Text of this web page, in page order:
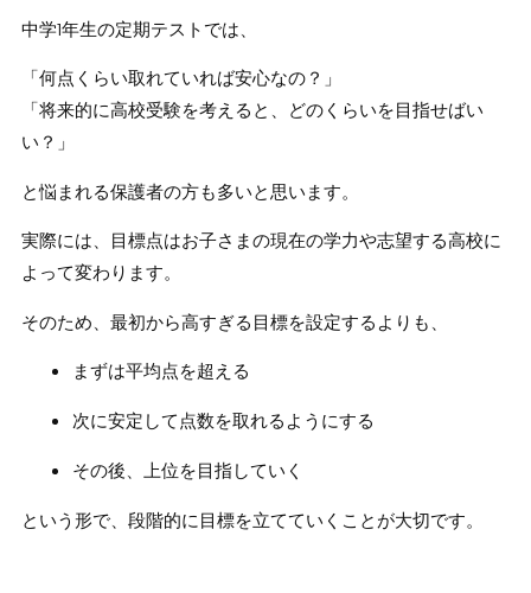
中学1年生の定期テストでは、
「何点くらい取れていれば安心なの？」
「将来的に高校受験を考えると、どのくらいを目指せばい
い？」
と悩まれる保護者の方も多いと思います。
実際には、目標点はお子さまの現在の学力や志望する高校に
よって変わります。
そのため、最初から高すぎる目標を設定するよりも、
まずは平均点を超える
次に安定して点数を取れるようにする
その後、上位を目指していく
という形で、段階的に目標を立てていくことが大切です。